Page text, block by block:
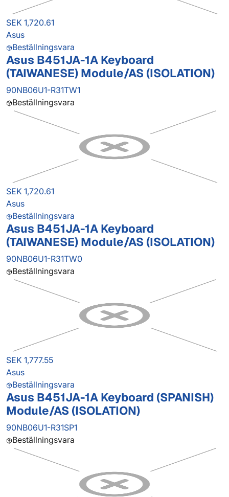
SEK 1,720.61
Asus
Beställningsvara
Asus B451JA-1A Keyboard
(TAIWANESE) Module/AS (ISOLATION)
90NB06U1-R31TW1
Beställningsvara
SEK 1,720.61
Asus
Beställningsvara
Asus B451JA-1A Keyboard
(TAIWANESE) Module/AS (ISOLATION)
90NB06U1-R31TW0
Beställningsvara
SEK 1,777.55
Asus
Beställningsvara
Asus B451JA-1A Keyboard (SPANISH)
Module/AS (ISOLATION)
90NB06U1-R31SP1
Beställningsvara